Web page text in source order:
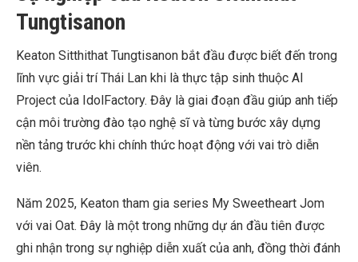
Tungtisanon
Keaton Sitthithat Tungtisanon bắt đầu được biết đến trong
lĩnh vực giải trí Thái Lan khi là thực tập sinh thuộc AI
Project của IdolFactory. Đây là giai đoạn đầu giúp anh tiếp
cận môi trường đào tạo nghệ sĩ và từng bước xây dựng
nền tảng trước khi chính thức hoạt động với vai trò diễn
viên.
Năm 2025, Keaton tham gia series My Sweetheart Jom
với vai Oat. Đây là một trong những dự án đầu tiên được
ghi nhận trong sự nghiệp diễn xuất của anh, đồng thời đánh